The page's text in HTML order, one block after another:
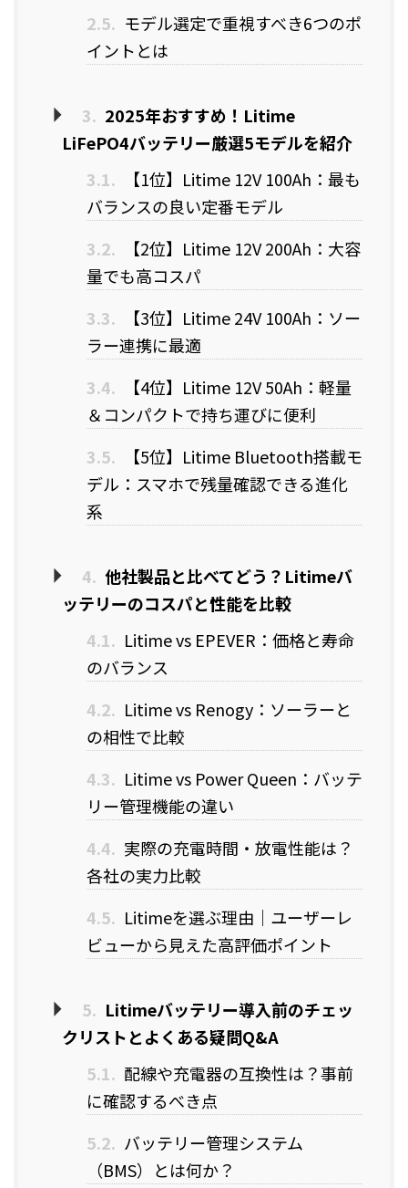
2.5. モデル選定で重視すべき6つのポ
イントとは
3. 2025年おすすめ！Litime
LiFePO4バッテリー厳選5モデルを紹介
3.1.
【1位】Litime 12V 100Ah：最も
バランスの良い定番モデル
3.2.
【2位】Litime 12V 200Ah：大容
量でも高コスパ
3.3.
【3位】Litime 24V 100Ah：ソー
ラー連携に最適
3.4.
【4位】Litime 12V 50Ah：軽量
＆コンパクトで持ち運びに便利
3.5.
【5位】Litime Bluetooth搭載モ
デル：スマホで残量確認できる進化
系
4. 他社製品と比べてどう？Litimeバ
ッテリーのコスパと性能を比較
4.1. Litime vs EPEVER：価格と寿命
のバランス
4.2. Litime vs Renogy：ソーラーと
の相性で比較
4.3. Litime vs Power Queen：バッテ
リー管理機能の違い
4.4. 実際の充電時間・放電性能は？
各社の実力比較
4.5. Litimeを選ぶ理由｜ユーザーレ
ビューから見えた高評価ポイント
5. Litimeバッテリー導入前のチェッ
クリストとよくある疑問Q&A
5.1. 配線や充電器の互換性は？事前
に確認するべき点
5.2. バッテリー管理システム
（BMS）とは何か？